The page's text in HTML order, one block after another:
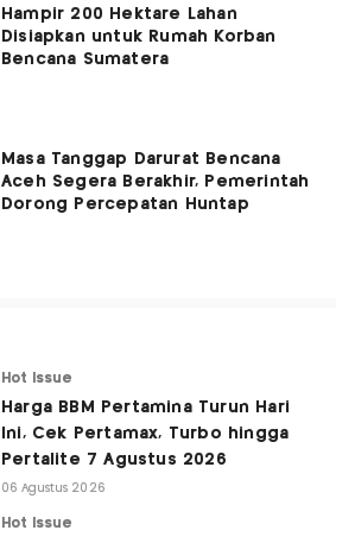
Hampir 200 Hektare Lahan
Disiapkan untuk Rumah Korban
Bencana Sumatera
Masa Tanggap Darurat Bencana
Aceh Segera Berakhir, Pemerintah
Dorong Percepatan Huntap
Hot Issue
Harga BBM Pertamina Turun Hari
Ini, Cek Pertamax, Turbo hingga
Pertalite 7 Agustus 2026
06 Agustus 2026
Hot Issue